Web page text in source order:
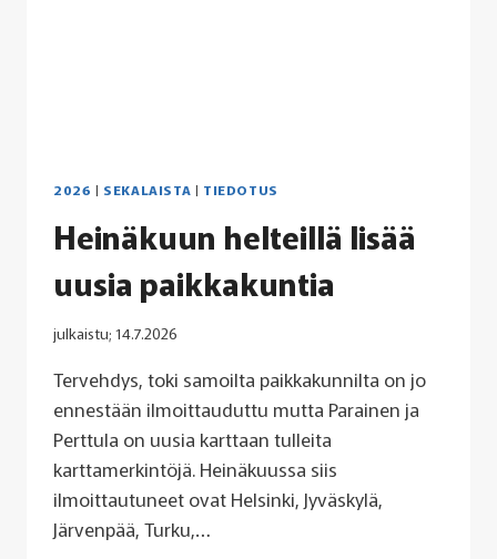
2026 | SEKALAISTA | TIEDOTUS
Heinäkuun helteillä lisää
uusia paikkakuntia
julkaistu; 14.7.2026
Tervehdys, toki samoilta paikkakunnilta on jo
ennestään ilmoittauduttu mutta Parainen ja
Perttula on uusia karttaan tulleita
karttamerkintöjä. Heinäkuussa siis
ilmoittautuneet ovat Helsinki, Jyväskylä,
Järvenpää, Turku,…